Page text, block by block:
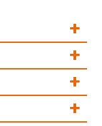
+
+
+
+